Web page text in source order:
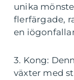
unika
flerfärgade,
en
3. Kong:
växter med